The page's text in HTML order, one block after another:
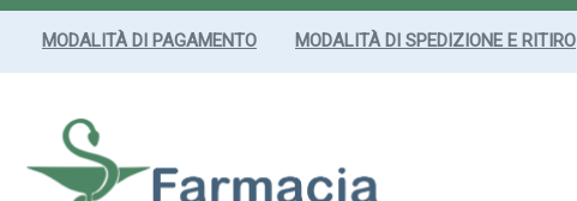
Passa
MODALITÀ DI PAGAMENTO MODALITÀ DI SPEDIZIONE E RITIRO